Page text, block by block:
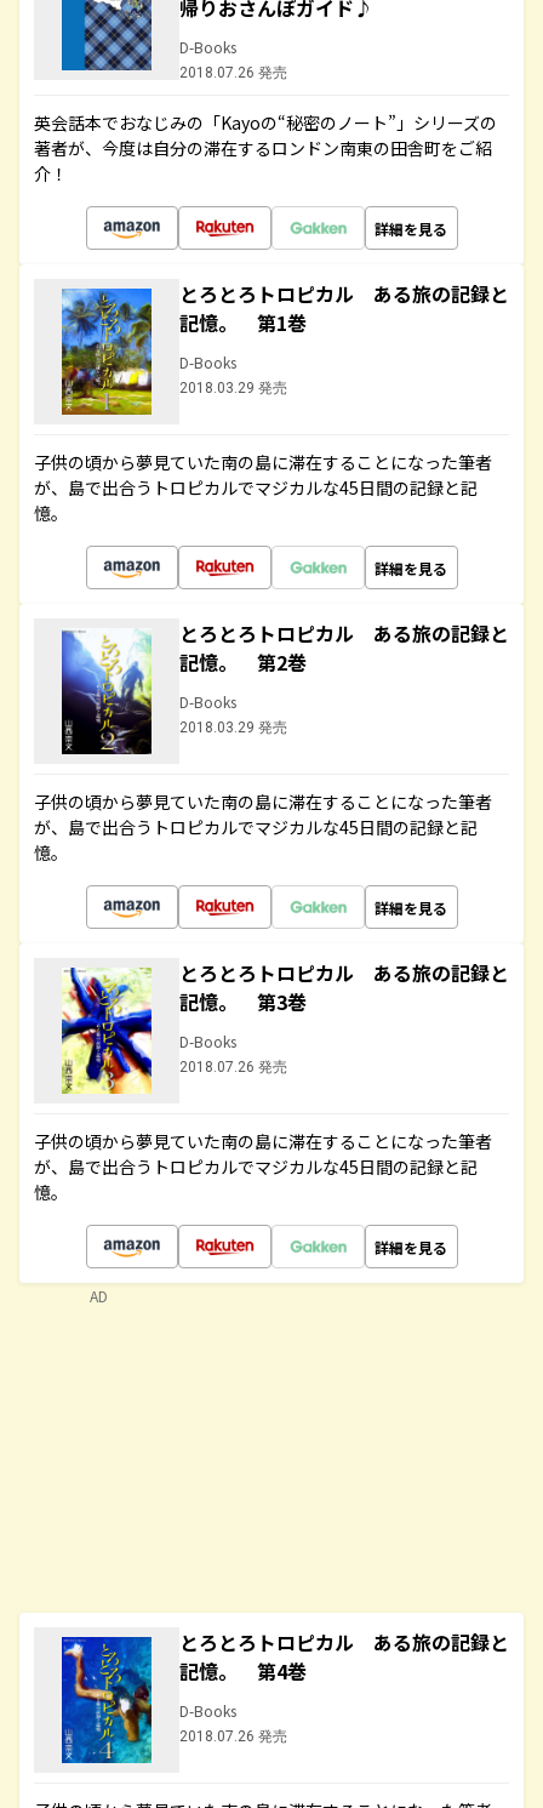
帰りおさんぽガイド♪
D-Books
2018.07.26 発売
英会話本でおなじみの「Kayoの“秘密のノート”」シリーズの
著者が、今度は自分の滞在するロンドン南東の田舎町をご紹
介！
詳細を見る
とろとろトロピカル ある旅の記録と
記憶。 第1巻
D-Books
2018.03.29 発売
子供の頃から夢見ていた南の島に滞在することになった筆者
が、島で出合うトロピカルでマジカルな45日間の記録と記
憶。
詳細を見る
とろとろトロピカル ある旅の記録と
記憶。 第2巻
D-Books
2018.03.29 発売
子供の頃から夢見ていた南の島に滞在することになった筆者
が、島で出合うトロピカルでマジカルな45日間の記録と記
憶。
詳細を見る
とろとろトロピカル ある旅の記録と
記憶。 第3巻
D-Books
2018.07.26 発売
子供の頃から夢見ていた南の島に滞在することになった筆者
が、島で出合うトロピカルでマジカルな45日間の記録と記
憶。
詳細を見る
とろとろトロピカル ある旅の記録と
記憶。 第4巻
D-Books
2018.07.26 発売
AD